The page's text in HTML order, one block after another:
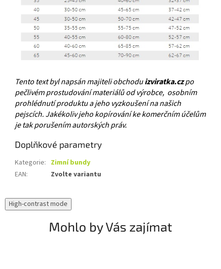
Tento text byl napsán majiteli obchoduizviratka.czpo
pečlivém prostudování materiálů od výrobce, osobním
prohlédnutí produktu a jeho vyzkoušení na našich
pejscích. Jakékoliv jeho kopírování ke komerčním účelům
je tak porušením autorských práv.
Doplňkové parametry
Kategorie: Zimní bundy
EAN: Zvolte variantu
High-contrast mode
Mohlo by Vás zajímat